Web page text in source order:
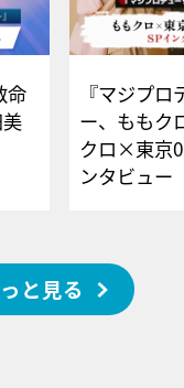
命
『マジプロ
ー、ももク
クロ×東京
ンタビュー
と見る